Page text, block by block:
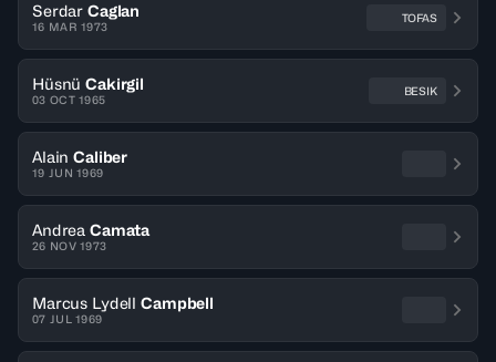
Serdar Caglan
16 MAR 1973
TOFAS
Hüsnü Cakirgil
03 OCT 1965
BESIK
Alain Caliber
19 JUN 1969
Andrea Camata
26 NOV 1973
Marcus Lydell Campbell
07 JUL 1969